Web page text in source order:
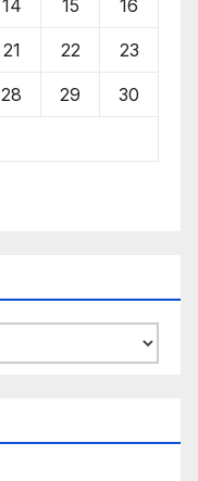
14 15 16
21 22 23
28 29 30